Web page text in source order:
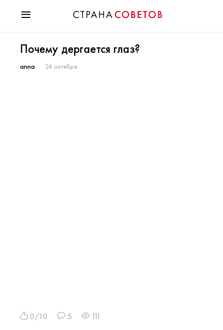
Мода
Звезды
Почему дергается глаз?
anna 24 октября
0/10 5 111